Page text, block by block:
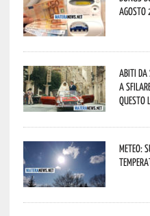
agosto
Abiti da
a
Questo
Meteo: